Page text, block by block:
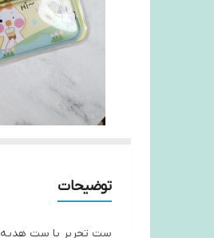
توضیحات
ست تحریر یا ست هدیه